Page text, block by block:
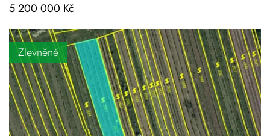
5 200 000 Kč
Zlevněné